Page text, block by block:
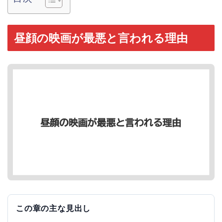
昼顔の映画が最悪と言われる理由
この章の主な見出し